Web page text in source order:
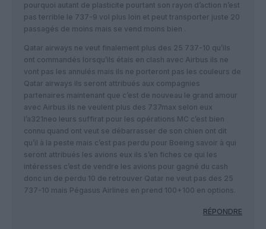
pourquoi autant de plasticite pourtant son rayon d’action n’est
pas terrible le 737-9 vol plus loin et peut transporter juste 20
passagés de moins mais se vend moins bien .
Qatar airways ne veut finalement plus des 25 737-10 qu’ils
ont commandés lorsqu’ils étais en clash avec Airbus ils ne
vont pas les annulés mais ils ne porteront pas les couleurs de
Qatar airways ils seront attribués aux compagnies
partenaires maintenant que c’est de nouveau le grand amour
avec Airbus ils ne veulent plus des 737max selon eux
l’a321neo leurs suffirat pour les opérations MC c’est bien
connu quand ont veut se débarrasser de son chien ont dit
qu’il à la peste mais c’est pas perdu pour Boeing savoir à qui
seront attribués les avions eux ils s’en fiches ce qui les
intéresses c’est de vendre les avions pour gagné du cash
donc un de perdu 10 de retrouver Qatar ne veut pas des 25
737-10 mais Pégasus Airlines en prend 100+100 en options.
RÉPONDRE